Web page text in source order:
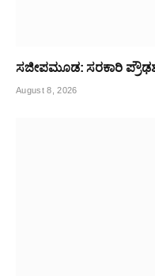
ಸಜೀಪಮೂಡ: ಸರಕಾರಿ
August 8, 2026